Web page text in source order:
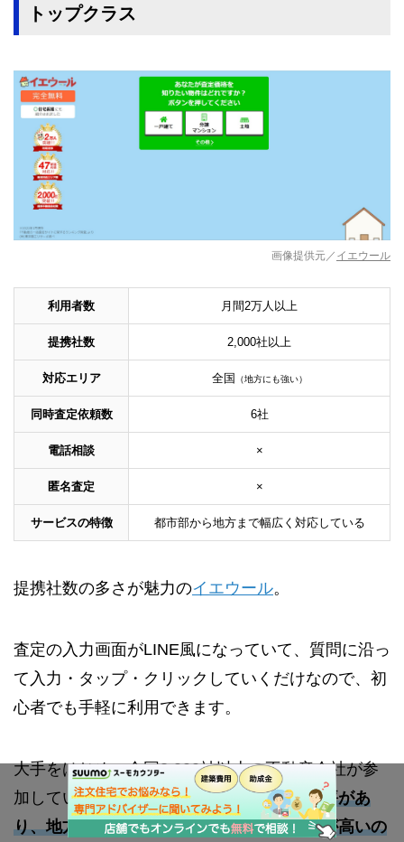
トップクラス
画像提供元／ イエウール
利用者数 月間2万人以上
提携社数 2,000社以上
対応エリア 全国 （地方にも強い）
同時査定依頼数 6社
電話相談 ×
匿名査定 ×
サービスの特徴 都市部から地方まで幅広く対応している
提携社数の多さが魅力のイエウール。
査定の入力画面がLINE風になっていて、質問に沿っ
て入力・タップ・クリックしていくだけなので、初
心者でも手軽に利用できます。
大手をはじめ、全国2,000社以上の不動産会社が参
加していることから、エリアカバー率に定評があ
り、地方の物件も査定してもらえる可能性が高いの